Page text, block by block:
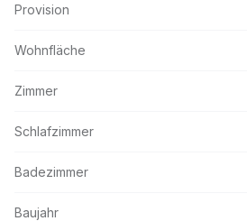
Provision
Wohnfläche
Zimmer
Schlafzimmer
Badezimmer
Baujahr